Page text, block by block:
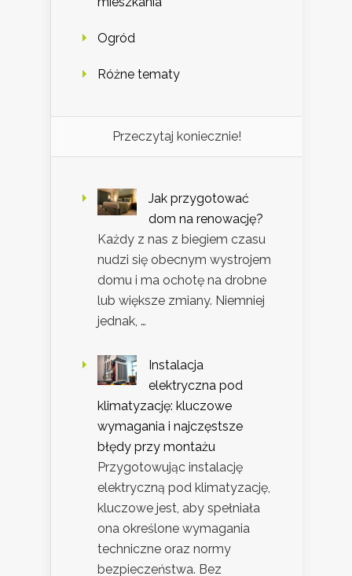
Ogród
Różne tematy
Przeczytaj koniecznie!
Jak przygotować
dom na renowację?
Każdy z nas z biegiem czasu
nudzi się obecnym wystrojem
domu i ma ochotę na drobne
lub większe zmiany. Niemniej
jednak, …
Instalacja
elektryczna pod
klimatyzację: kluczowe
wymagania i najczęstsze
błędy przy montażu
Przygotowując instalację
elektryczną pod klimatyzację,
kluczowe jest, aby spełniała
ona określone wymagania
techniczne oraz normy
bezpieczeństwa. Bez